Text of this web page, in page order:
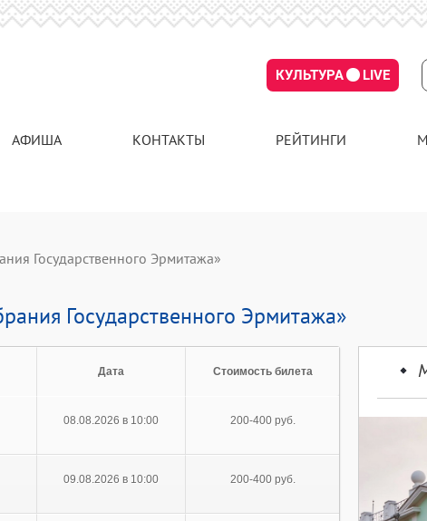
КУЛЬТУРА LIVE
АФИША КОНТАКТЫ РЕЙТИНГИ
Государственного Эрмитажа»
Государственного Эрмитажа»
Дата Стоимость билета
08.08.2026 в 10:00 200-400 руб.
09.08.2026 в 10:00 200-400 руб.